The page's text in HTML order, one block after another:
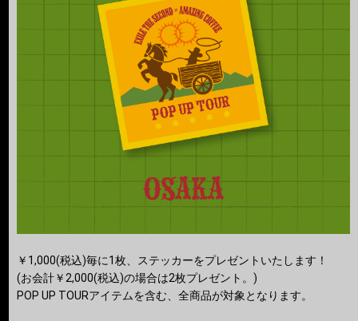
￥1,000(税込)毎に1枚、ステッカーをプレゼントいたします！
(お会計￥2,000(税込)の場合は2枚プレゼント。)
POP UP TOURアイテムを含む、全商品が対象となります。